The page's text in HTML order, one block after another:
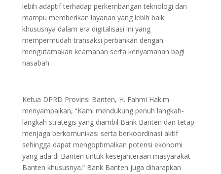
lebih adaptif terhadap perkembangan teknologi dan
mampu memberikan layanan yang lebih baik
khususnya dalam era digitalisasi ini yang
mempermudah transaksi perbankan dengan
mengutamakan keamanan serta kenyamanan bagi
nasabah .
Ketua DPRD Provinsi Banten, H. Fahmi Hakim
menyampaikan, “Kami mendukung penuh langkah-
langkah strategis yang diambil Bank Banten dan tetap
menjaga berkomunikasi serta berkoordinasi aktif
sehingga dapat mengoptimalkan potensi ekonomi
yang ada di Banten untuk kesejahteraan masyarakat
Banten khususnya.” Bank Banten juga diharapkan